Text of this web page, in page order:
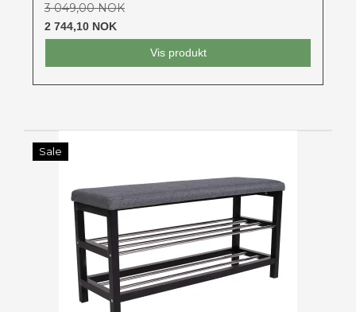
3 049,00 NOK
2 744,10 NOK
Vis produkt
Sale